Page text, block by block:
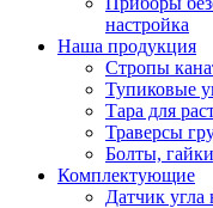
настройка
Наша продукция
Стропы
Тупиковые
Тара для
Траверсы
Болты,
Комплектующие
Датчик